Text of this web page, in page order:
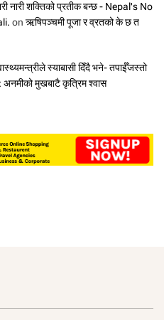
नारी शक्तिको प्रतीक बन्छ - Nepal's No
on ऋषिपञ्चमी पूजा र व्रतको के छ त
स्याबासी दिँदै भने- तपाईँजस्तो
: अनमीको मुखबाटै कृत्रिम श्वास